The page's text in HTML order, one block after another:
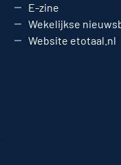
E-zine
Wekelijkse
Website etotaal.nl